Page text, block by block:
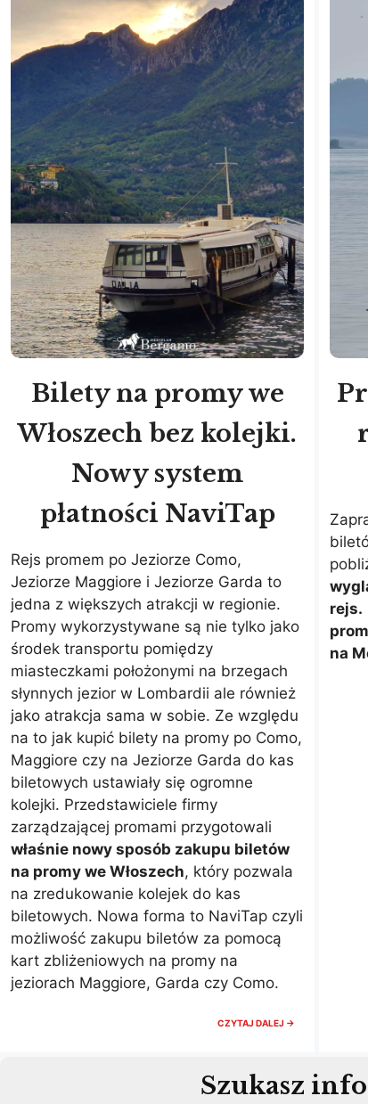
Bilety na promy we
Włoszech bez kolejki.
Nowy system
płatności NaviTap
Rejs promem po Jeziorze Como,
Jeziorze Maggiore i Jeziorze Garda to
jedna z większych atrakcji w regionie.
Promy wykorzystywane są nie tylko jako
środek transportu pomiędzy
miasteczkami położonymi na brzegach
słynnych jezior w Lombardii ale również
jako atrakcja sama w sobie. Ze względu
na to jak kupić bilety na promy po Como,
Maggiore czy na Jeziorze Garda do kas
biletowych ustawiały się ogromne
kolejki. Przedstawiciele firmy
zarządzającej promami przygotowali
właśnie nowy sposób zakupu biletów
na promy we Włoszech, który pozwala
na zredukowanie kolejek do kas
biletowych. Nowa forma to NaviTap czyli
możliwość zakupu biletów za pomocą
kart zbliżeniowych na promy na
jeziorach Maggiore, Garda czy Como.
CZYTAJ DALEJ →
WŁOSZECH
BEZ
rejs.
na
Szukasz